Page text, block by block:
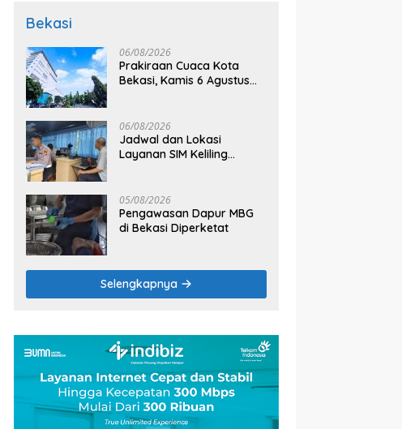
Bekasi
06/08/2026
Prakiraan Cuaca Kota
Bekasi, Kamis 6 Agustus
06/08/2026
Jadwal dan Lokasi
Layanan SIM Keliling
05/08/2026
Pengawasan Dapur MBG
di Bekasi Diperketat
Selengkapnya